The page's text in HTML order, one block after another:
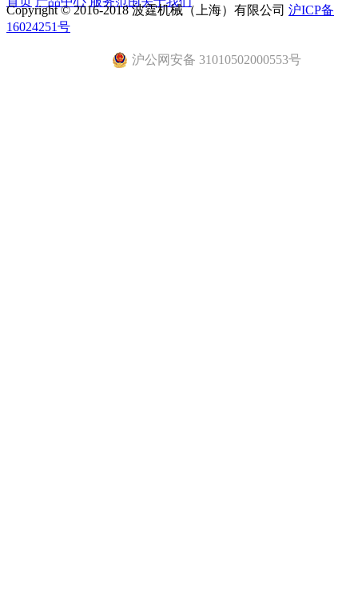
Copyright © 2016-2018 波霆机械（上海）有限公司 沪ICP备
16024251号
沪公网安备 31010502000553号